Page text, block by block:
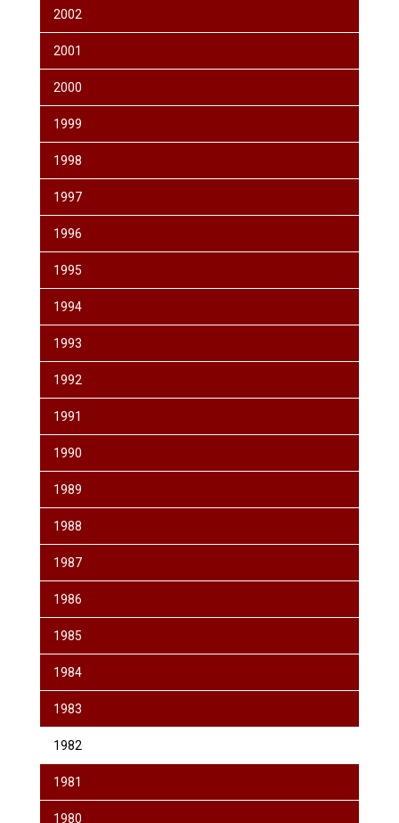
2002
2001
2000
1999
1998
1997
1996
1995
1994
1993
1992
1991
1990
1989
1988
1987
1986
1985
1984
1983
1982
1981
1980